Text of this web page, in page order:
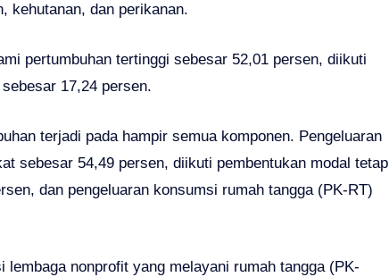
kehutanan, dan perikanan.
pertumbuhan tertinggi sebesar 52,01 persen, diikuti
17,24 persen.
terjadi pada hampir semua komponen. Pengeluaran
sebesar 54,49 persen, diikuti pembentukan modal tetap
dan pengeluaran konsumsi rumah tangga (PK-RT)
lembaga nonprofit yang melayani rumah tangga (PK-